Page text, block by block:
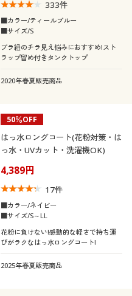
333件
■カラー/ティールブルー
■サイズ/S
ブラ紐のチラ見え悩みにおすすめ!スト
ラップ留め付きタンクトップ
2020年春夏販売商品
50％OFF
はっ水ロングコート(花粉対策・は
っ水・UVカット・洗濯機OK)
4,389円
17件
■カラー/ネイビー
■サイズ/S～LL
花粉に負けない!感動的な軽さで持ち運
びがラクなはっ水ロングコート!
2025年春夏販売商品